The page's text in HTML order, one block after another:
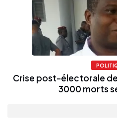
Crise post-électorale
3000 morts